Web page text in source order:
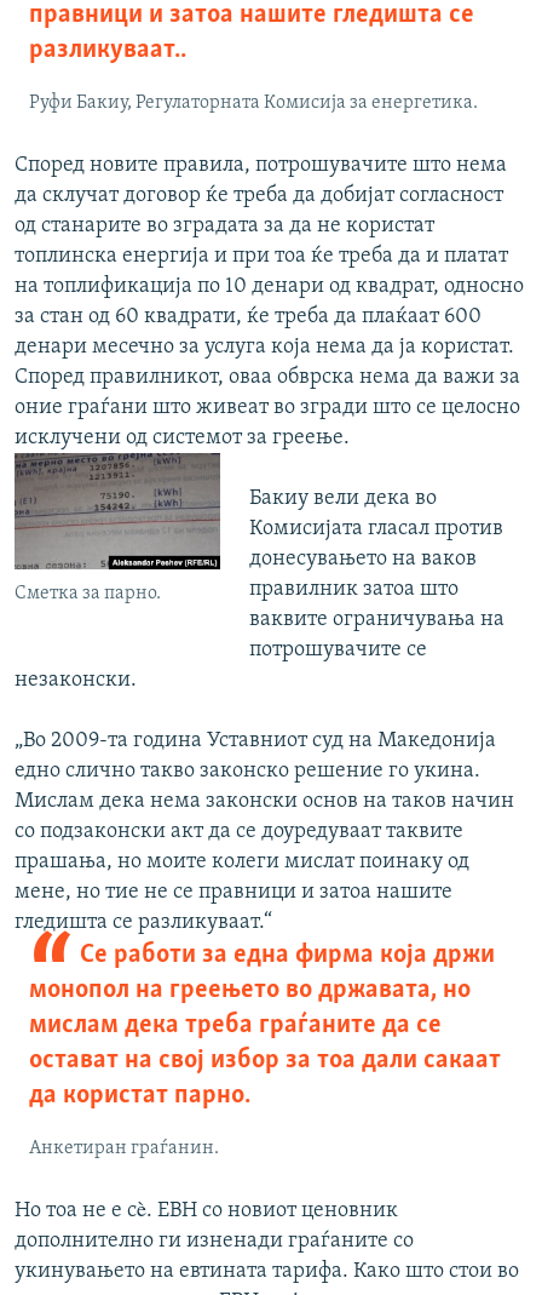
правници и затоа нашите гледишта се
разликуваат..
Руфи Бакиу, Регулаторната Комисија за енергетика.
Според новите правила, потрошувачите што нема
да склучат договор ќе треба да добијат согласност
од станарите во зградата за да не користат
топлинска енергија и при тоа ќе треба да и платат
на топлификација по 10 денари од квадрат, односно
за стан од 60 квадрати, ќе треба да плаќаат 600
денари месечно за услуга која нема да ја користат.
Според правилникот, оваа обврска нема да важи за
оние граѓани што живеат во згради што се целосно
исклучени од системот за греење.
Сметка за парно.
Бакиу вели дека во
Комисијата гласал против
донесувањето на ваков
правилник затоа што
ваквите ограничувања на
потрошувачите се
незаконски.
„Во 2009-та година Уставниот суд на Македонија
едно слично такво законско решение го укина.
Мислам дека нема законски основ на таков начин
со подзаконски акт да се доуредуваат таквите
прашања, но моите колеги мислат поинаку од
мене, но тие не се правници и затоа нашите
гледишта се разликуваат.“
Се работи за една фирма која држи
монопол на греењето во државата, но
мислам дека треба граѓаните да се
остават на свој избор за тоа дали сакаат
да користат парно.
Анкетиран граѓанин.
Но тоа не е сè. ЕВН со новиот ценовник
дополнително ги изненади граѓаните со
укинувањето на евтината тарифа. Како што стои во